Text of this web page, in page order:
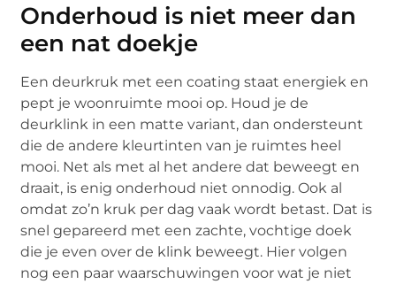
Onderhoud is niet meer dan
een nat doekje
Een deurkruk met een coating staat energiek en
pept je woonruimte mooi op. Houd je de
deurklink in een matte variant, dan ondersteunt
die de andere kleurtinten van je ruimtes heel
mooi. Net als met al het andere dat beweegt en
draait, is enig onderhoud niet onnodig. Ook al
omdat zo’n kruk per dag vaak wordt betast. Dat is
snel gepareerd met een zachte, vochtige doek
die je even over de klink beweegt. Hier volgen
nog een paar waarschuwingen voor wat je niet